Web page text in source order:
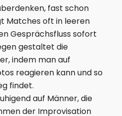
fast schon
Matches oft in leeren
Gesprächsfluss sofort
gestaltet die
indem man auf
reagieren kann und so
findet.
auf Männer, die
der Improvisation